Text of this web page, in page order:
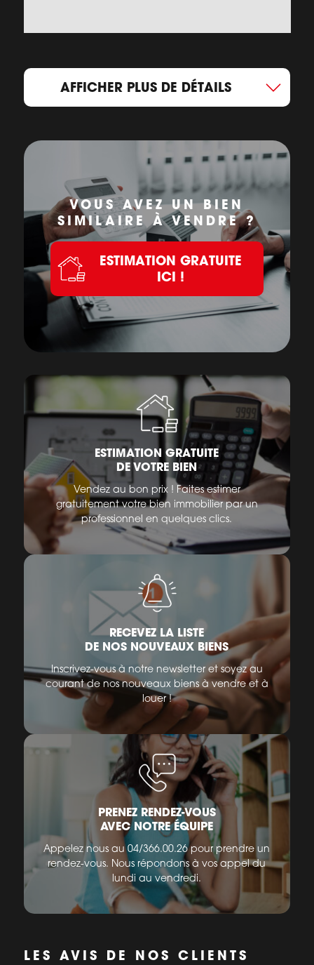
AFFICHER PLUS DE DÉTAILS
VOUS AVEZ UN BIEN
SIMILAIRE À VENDRE ?
ESTIMATION GRATUITE
ICI !
ESTIMATION GRATUITE
DE VOTRE BIEN
Vendez au bon prix ! Faites estimer
gratuitement votre bien immobilier par un
professionnel en quelques clics.
RECEVEZ LA LISTE
DE NOS NOUVEAUX BIENS
Inscrivez-vous à notre newsletter et soyez au
courant de nos nouveaux biens à vendre et à
louer !
PRENEZ RENDEZ-VOUS
AVEC NOTRE ÉQUIPE
Appelez nous au 04/366.00.26 pour prendre un
rendez-vous. Nous répondons à vos appel du
lundi au vendredi.
LES AVIS DE NOS CLIENTS